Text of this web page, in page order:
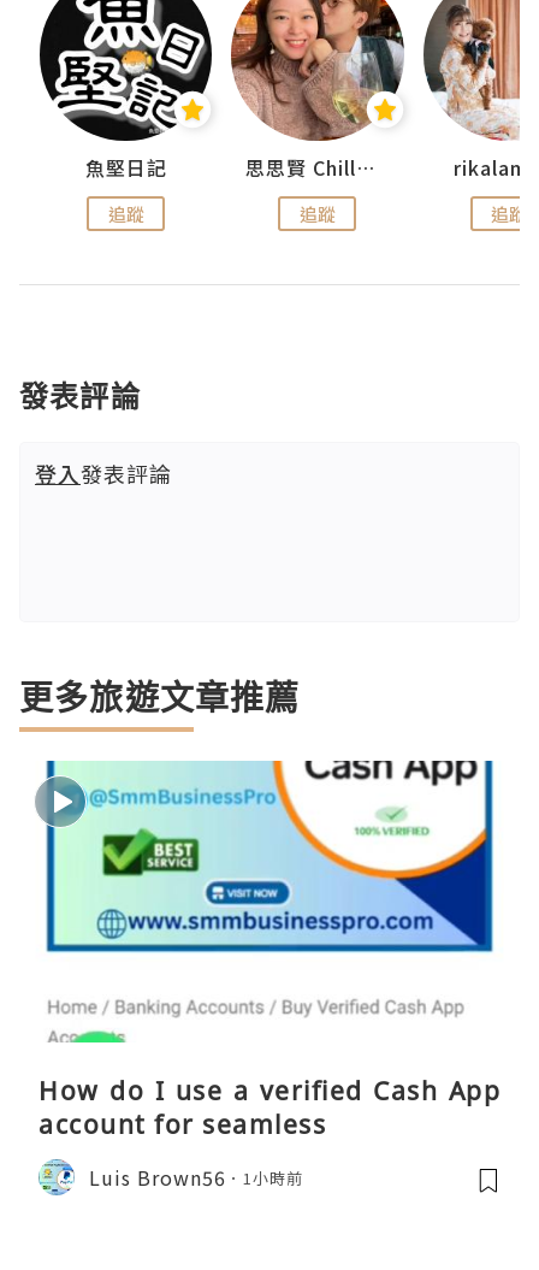
魚堅日記
追蹤
思思賢 ChillMyBabe
追蹤 追蹤
發表評論
登入發表評論
更多旅遊文章推薦
How do I use a verified Cash App
account for seamless
Luis Brown56 1小時前